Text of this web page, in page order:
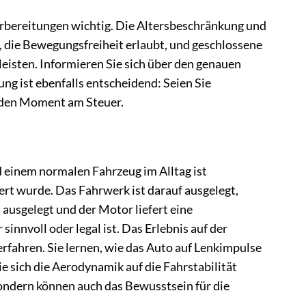
wichtig. Die Altersbeschränkung und
Bewegungsfreiheit erlaubt, und geschlossene
Informieren Sie sich über den genauen
ist ebenfalls entscheidend: Seien Sie
Moment am Steuer.
normalen Fahrzeug im Alltag ist
wurde. Das Fahrwerk ist darauf ausgelegt,
und der Motor liefert eine
oder legal ist. Das Erlebnis auf der
Sie lernen, wie das Auto auf Lenkimpulse
sich die Aerodynamik auf die Fahrstabilität
können auch das Bewusstsein für die